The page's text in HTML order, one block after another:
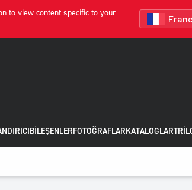
to view content specific to your
BILEŞENLERFOTOĞRAFLARKATALOGLAR